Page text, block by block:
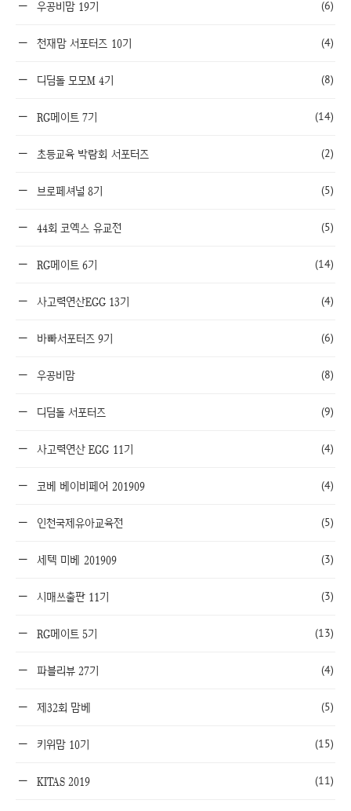
우공비맘 19기 (6)
천재맘 서포터즈 10기 (4)
디딤돌 모모M 4기 (8)
RG메이트 7기 (14)
초등교육 박람회 서포터즈 (2)
브로페셔널 8기 (5)
44회 코엑스 유교전 (5)
RG메이트 6기 (14)
사고력연산EGG 13기 (4)
바빠서포터즈 9기 (6)
우공비맘 (8)
디딤돌 서포터즈 (9)
사고력연산 EGG 11기 (4)
코베 베이비페어 201909 (4)
인천국제유아교육전 (5)
세텍 미베 201909 (3)
시매쓰출판 11기 (3)
RG메이트 5기 (13)
파블리뷰 27기 (4)
제32회 맘베 (5)
키위맘 10기 (15)
KITAS 2019 (11)